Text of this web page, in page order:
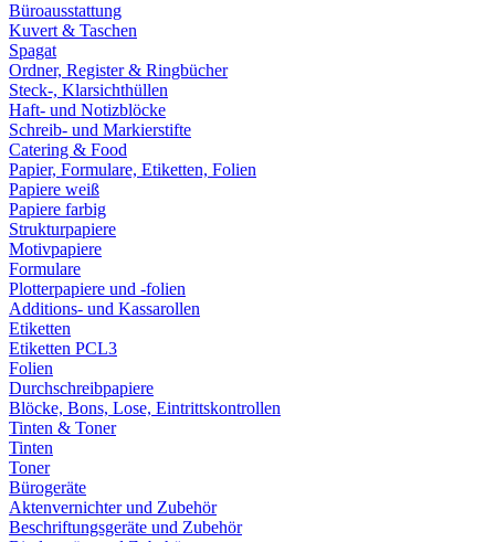
Büroausstattung
Kuvert & Taschen
Spagat
Ordner, Register & Ringbücher
Steck-, Klarsichthüllen
Haft- und Notizblöcke
Schreib- und Markierstifte
Catering & Food
Papier, Formulare, Etiketten, Folien
Papiere weiß
Papiere farbig
Strukturpapiere
Motivpapiere
Formulare
Plotterpapiere und -folien
Additions- und Kassarollen
Etiketten
Etiketten PCL3
Folien
Durchschreibpapiere
Blöcke, Bons, Lose, Eintrittskontrollen
Tinten & Toner
Tinten
Toner
Bürogeräte
Aktenvernichter und Zubehör
Beschriftungsgeräte und Zubehör